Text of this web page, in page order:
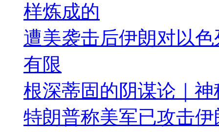
样炼成的
遭美袭击后伊朗对以
有限
根深蒂固的阴谋论｜
特朗普称美军已攻击